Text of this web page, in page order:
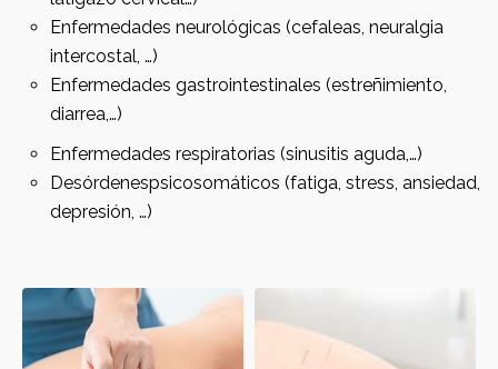
Enfermedades neurológicas (cefaleas, neuralgia
intercostal, …)
Enfermedades gastrointestinales (estreñimiento,
diarrea,…)
Enfermedades respiratorias (sinusitis aguda,…)
Desórdenespsicosomáticos (fatiga, stress, ansiedad,
depresión, …)